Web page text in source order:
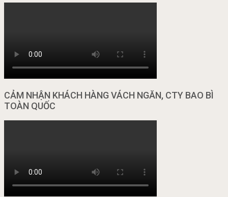
CẢM NHẬN KHÁCH HÀNG VÁCH NGĂN, CTY BAO BÌ
TOÀN QUỐC